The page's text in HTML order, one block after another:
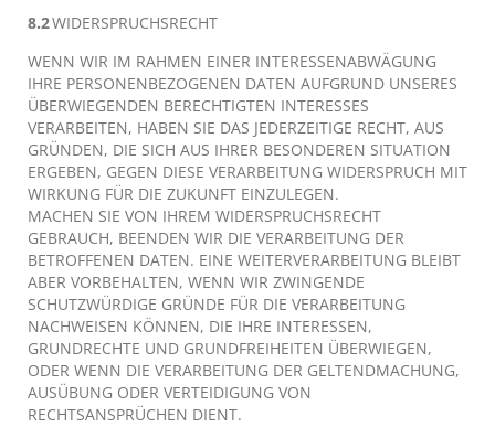
8.2WIDERSPRUCHSRECHT
WENN WIR IM RAHMEN EINER INTERESSENABWÄGUNG
IHRE PERSONENBEZOGENEN DATEN AUFGRUND UNSERES
ÜBERWIEGENDEN BERECHTIGTEN INTERESSES
VERARBEITEN, HABEN SIE DAS JEDERZEITIGE RECHT, AUS
GRÜNDEN, DIE SICH AUS IHRER BESONDEREN SITUATION
ERGEBEN, GEGEN DIESE VERARBEITUNG WIDERSPRUCH MIT
WIRKUNG FÜR DIE ZUKUNFT EINZULEGEN.
MACHEN SIE VON IHREM WIDERSPRUCHSRECHT
GEBRAUCH, BEENDEN WIR DIE VERARBEITUNG DER
BETROFFENEN DATEN. EINE WEITERVERARBEITUNG BLEIBT
ABER VORBEHALTEN, WENN WIR ZWINGENDE
SCHUTZWÜRDIGE GRÜNDE FÜR DIE VERARBEITUNG
NACHWEISEN KÖNNEN, DIE IHRE INTERESSEN,
GRUNDRECHTE UND GRUNDFREIHEITEN ÜBERWIEGEN,
ODER WENN DIE VERARBEITUNG DER GELTENDMACHUNG,
AUSÜBUNG ODER VERTEIDIGUNG VON
RECHTSANSPRÜCHEN DIENT.